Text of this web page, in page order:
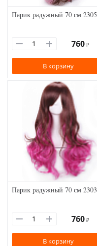
Парик радужный 70 см 2305
760 ₽
В корзину
Парик радужный 70 см 2303
760 ₽
В корзину